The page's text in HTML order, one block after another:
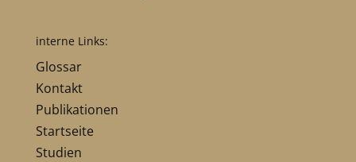
interne Links:
Glossar
Kontakt
Publikationen
Startseite
Studien